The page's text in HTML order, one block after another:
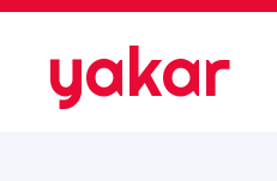
yakar